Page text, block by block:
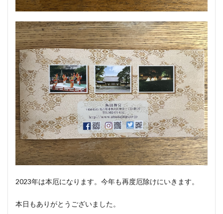
2023年は本厄になります。今年も再度厄除けにいきます。
本日もありがとうございました。